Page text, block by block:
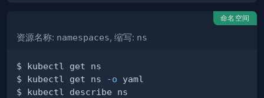
命名空间
资源名称: namespaces, 缩写: ns
$ kubectl get ns
-o